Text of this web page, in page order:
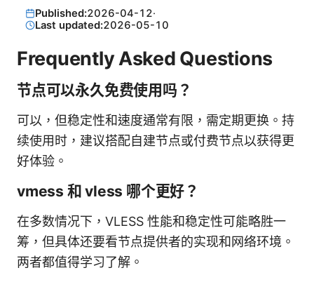
Published:2026-04-12·
Last updated:2026-05-10
Frequently Asked Questions
节点可以永久免费使用吗？
可以，但稳定性和速度通常有限，需定期更换。持
续使用时，建议搭配自建节点或付费节点以获得更
好体验。
vmess 和 vless 哪个更好？
在多数情况下，VLESS 性能和稳定性可能略胜一
筹，但具体还要看节点提供者的实现和网络环境。
两者都值得学习了解。